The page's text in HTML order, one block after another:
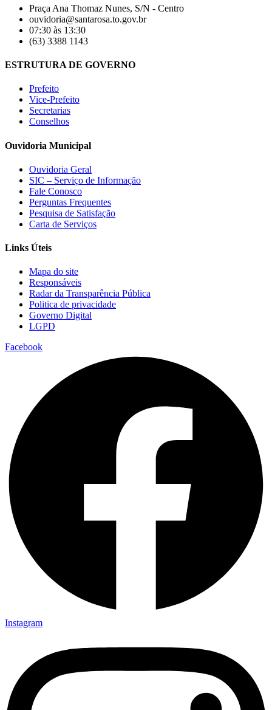
Praça Ana Thomaz Nunes, S/N - Centro
ouvidoria@santarosa.to.gov.br
07:30 às 13:30
(63) 3388 1143
ESTRUTURA DE GOVERNO
Prefeito
Vice-Prefeito
Secretarias
Conselhos
Ouvidoria Municipal
Ouvidoria Geral
SIC – Serviço de Informação
Fale Conosco
Perguntas Frequentes
Pesquisa de Satisfação
Carta de Serviços
Links Úteis
Mapa do site
Responsáveis
Radar da Transparência Pública
Politica de privacidade
Governo Digital
LGPD
Facebook
Instagram